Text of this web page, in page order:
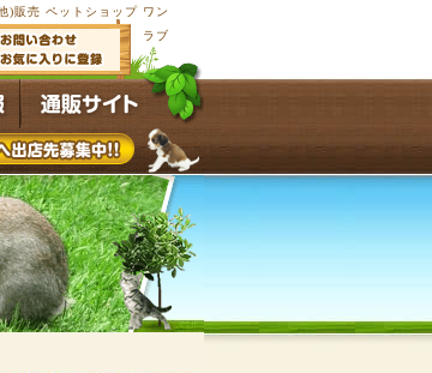
)販売 ペットショップ ワン
ラブ